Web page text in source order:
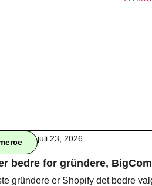
juli 23, 2026
bedre for gründere,
gründere er Shopify det bedre